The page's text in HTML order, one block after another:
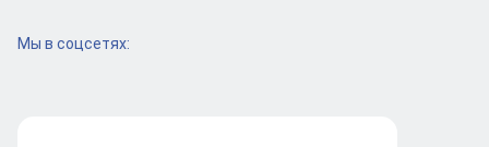
Мы в соцсетях: